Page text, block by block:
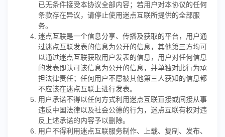
已无条件接受本协议全部内容；若用户对本协议的任何
条款存在异议，请停止使用迷点互联所提供的全部服
务。
迷点互联是一个信息分享、传播及获取的平台，用户通
过迷点互联发表的信息为公开的信息，其他第三方均可
以通过迷点互联获取用户发表的信息，用户对任何信息
的发表即认可该信息为公开的信息，并单独对此行为承
担法律责任；任何用户不愿被其他第三人获知的信息都
不应该在迷点互联上进行发表。
用户承诺不得以任何方式利用迷点互联直接或间接从事
违反中国法律以及社会公德的行为，迷点互联有权对违
反上述承诺的内容予以删除。
用户不得利用迷点互联服务制作、上载、复制、发布、